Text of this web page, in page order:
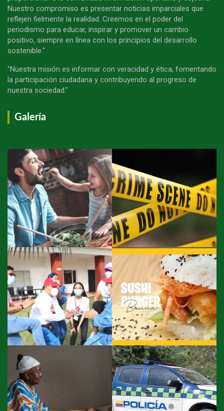
Nuestro compromiso es presentar noticias imparciales que
reflejen fielmente la realidad. Creemos en el poder del
periodismo para educar, inspirar y promover un cambio
positivo, siempre en línea con los principios del desarrollo
sostenible."
"Nuestra misión es informar con veracidad y ética, fomentando
la participación ciudadana y contribuyendo al progreso de
nuestra sociedad."
Galería